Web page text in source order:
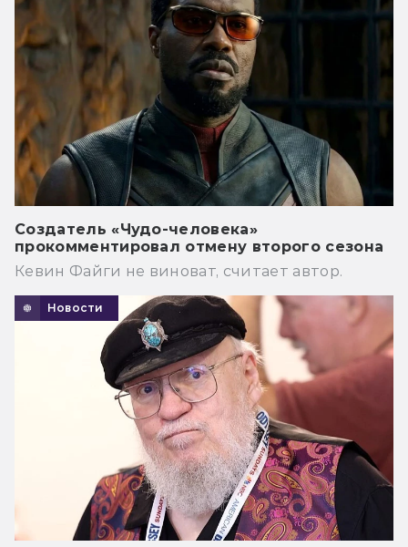
Создатель «Чудо-человека»
прокомментировал отмену второго сезона
Кевин Файги не виноват, считает автор.
Новости